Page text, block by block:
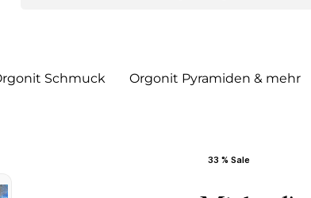
Schmuck Orgonit Pyramiden & mehr
33 % Sale